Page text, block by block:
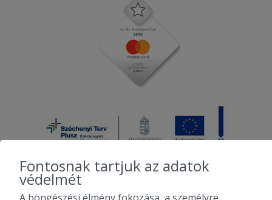
Fontosnak tartjuk az adatok
védelmét